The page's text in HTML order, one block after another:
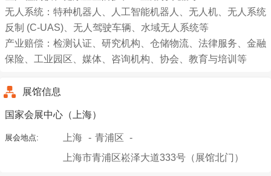
无人系统：特种机器人、人工智能机器人、无人机、无人系统
反制 (C-UAS)、无人驾驶车辆、水域无人系统等
产业赔偿：检测认证、研究机构、仓储物流、法律服务、金融
保险、工业园区、媒体、咨询机构、协会、教育与培训等
展馆信息
国家会展中心（上海）
展会地点: 上海
青浦区
上海市青浦区崧泽大道333号（展馆北门）